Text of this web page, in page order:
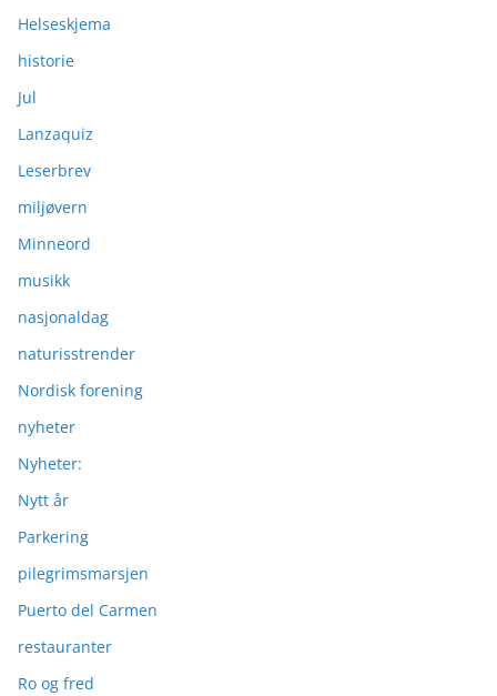
Helseskjema
historie
Jul
Lanzaquiz
Leserbrev
miljøvern
Minneord
musikk
nasjonaldag
naturisstrender
Nordisk forening
nyheter
Nyheter:
Nytt år
Parkering
pilegrimsmarsjen
Puerto del Carmen
restauranter
Ro og fred